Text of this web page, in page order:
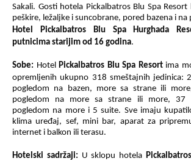
Sakali. Gosti hotela PickalbatrosBlu Spa Resort
peškire, ležaljke i suncobrane, pored bazena i na
Hotel
PickalbatrosBlu Spa Hurghada
putnicima starijim od 16 godina.
Sobe: Hotel Pickalbatros Blu Spa Resort ima
opremljenih ukupno 318 smeštajnih jedinica:
pogledom na bazen, more sa strane ili
pogledom na more sa strane ili more, 37
pogledom na more i 5 suite. Sve imaju
klima uređaj, sef, mini bar, aparat za
internet i balkon ili terasu.
Hotelski sadržaji: U sklopu hotela Pickalbatros